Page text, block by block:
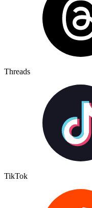
Threads
TikTok